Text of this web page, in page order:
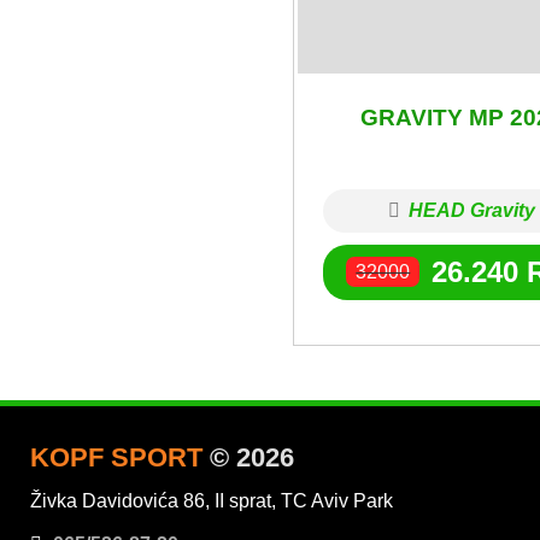
GRAVITY MP
HEAD Gravity
32000 26.240
KOPF SPORT© 2026
Živka Davidovića 86, II sprat, TC Aviv Park